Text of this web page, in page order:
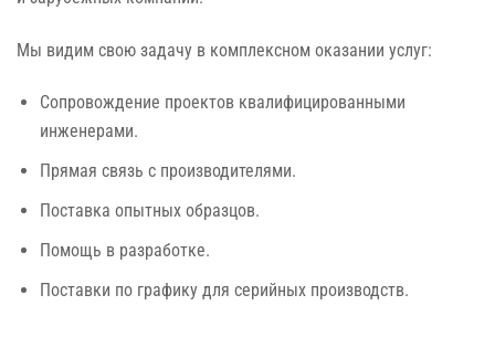
Мы видим свою задачу в комплексном оказании услуг:
Сопровождение проектов квалифицированными
инженерами.
Прямая связь с производителями.
Поставка опытных образцов.
Помощь в разработке.
Поставки по графику для серийных производств.